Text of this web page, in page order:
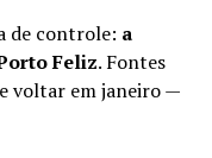
de controle: a
Feliz. Fontes
voltar em janeiro —